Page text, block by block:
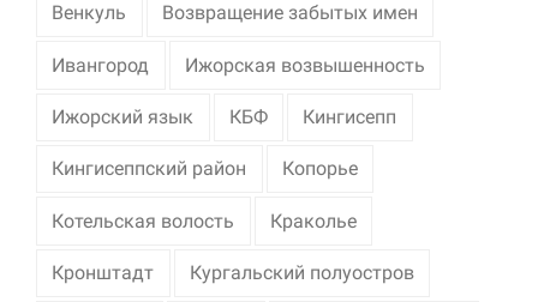
Венкуль Возвращение забытых имен
Ивангород Ижорская возвышенность
Ижорский язык КБФ Кингисепп
Кингисеппский район Копорье
Котельская волость Краколье
Кронштадт Кургальский полуостров